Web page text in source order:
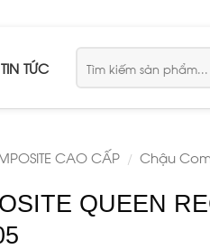
TIN TỨC
Tìm
kiếm:
CAO CẤP / Chậu
QUEEN